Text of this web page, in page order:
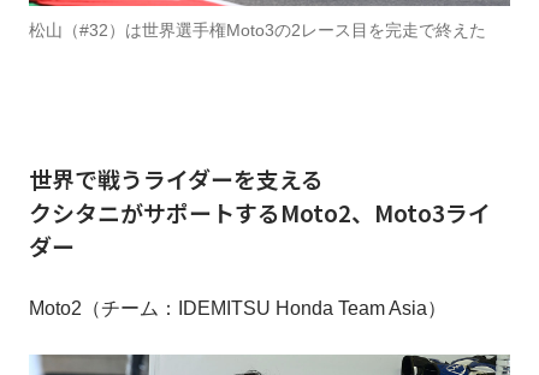
松山（#32）は世界選手権Moto3の2レース目を完走で終えた
世界で戦うライダーを支える
クシタニがサポートするMoto2、Moto3ライ
ダー
Moto2（チーム：IDEMITSU Honda Team Asia）